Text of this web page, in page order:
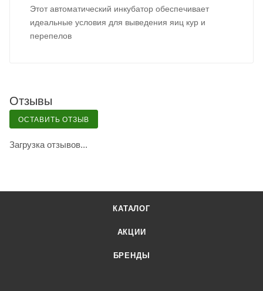
Этот автоматический инкубатор обеспечивает
идеальные условия для выведения яиц кур и
перепелов
Отзывы
ОСТАВИТЬ ОТЗЫВ
Загрузка отзывов...
КАТАЛОГ
АКЦИИ
БРЕНДЫ